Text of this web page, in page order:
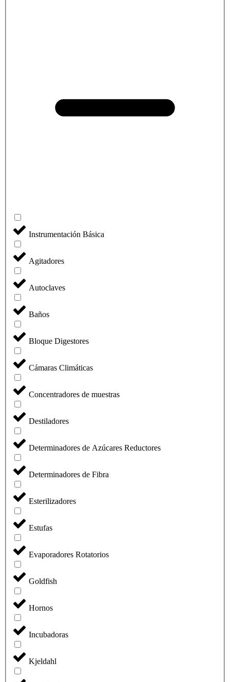
Instrumentación Básica
Agitadores
Autoclaves
Baños
Bloque Digestores
Cámaras Climáticas
Concentradores de muestras
Destiladores
Determinadores de Azúcares Reductores
Determinadores de Fibra
Esterilizadores
Estufas
Evaporadores Rotatorios
Goldfish
Hornos
Incubadoras
Kjeldahl